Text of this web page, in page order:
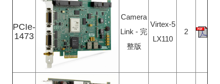
PCIe-
1473
Camera
Link - 完
整版
Virtex-5
LX110
2